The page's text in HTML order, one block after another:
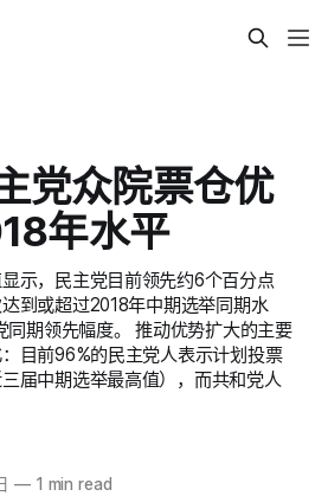
党众院票仓优
年水平
示，民主党目前领先约6个百分点
到或超过2018年中期选举同期水
期领先幅度。 推动优势扩大的主要
目前96%的民主党人表示计划投票
届中期选举最高值），而共和党人
—1 min read